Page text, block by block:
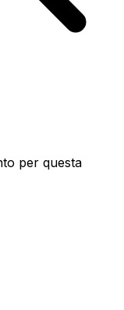
per questa